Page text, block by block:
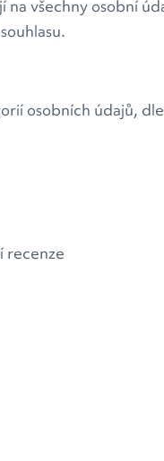
všechny osobní
osobních údajů,
recenze